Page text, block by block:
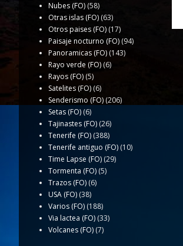
Nubes (FO) (58)
Otras islas (FO) (63)
Otros paises (FO) (17)
Paisaje nocturno (FO) (94)
Panoramicas (FO) (143)
Rayo verde (FO) (6)
Rayos (FO) (5)
Satelites (FO) (6)
Senderismo (FO) (206)
Setas (FO) (6)
Tajinastes (FO) (26)
Tenerife (FO) (388)
Tenerife antiguo (FO) (10)
Time Lapse (FO) (29)
Tormenta (FO) (5)
Trazos (FO) (6)
USA (FO) (38)
Varios (FO) (188)
Via lactea (FO) (33)
Volcanes (FO) (7)